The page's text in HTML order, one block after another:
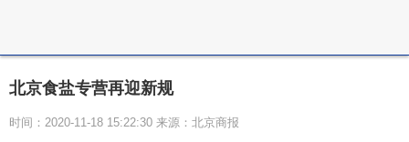
北京食盐专营再迎新规
时间：2020-11-18 15:22:30 来源：北京商报